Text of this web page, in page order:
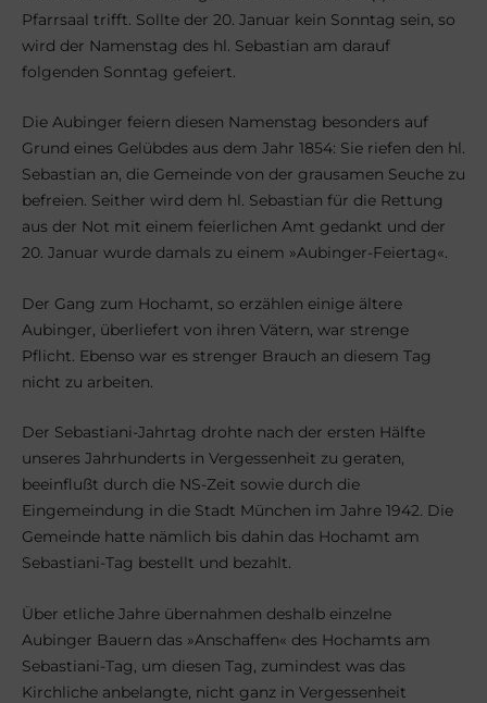
Pfarrsaal trifft. Sollte der 20. Januar kein Sonntag sein, so
wird der Namenstag des hl. Sebastian am darauf
folgenden Sonntag gefeiert.
Die Aubinger feiern diesen Namenstag besonders auf
Grund eines Gelübdes aus dem Jahr 1854: Sie riefen den hl.
Sebastian an, die Gemeinde von der grausamen Seuche zu
befreien. Seither wird dem hl. Sebastian für die Rettung
aus der Not mit einem feierlichen Amt gedankt und der
20. Januar wurde damals zu einem »Aubinger-Feiertag«.
Der Gang zum Hochamt, so erzählen einige ältere
Aubinger, überliefert von ihren Vätern, war strenge
Pflicht. Ebenso war es strenger Brauch an diesem Tag
nicht zu arbeiten.
Der Sebastiani-Jahrtag drohte nach der ersten Hälfte
unseres Jahrhunderts in Vergessenheit zu geraten,
beeinflußt durch die NS-Zeit sowie durch die
Eingemeindung in die Stadt München im Jahre 1942. Die
Gemeinde hatte nämlich bis dahin das Hochamt am
Sebastiani-Tag bestellt und bezahlt.
Über etliche Jahre übernahmen deshalb einzelne
Aubinger Bauern das »Anschaffen« des Hochamts am
Sebastiani-Tag, um diesen Tag, zumindest was das
Kirchliche anbelangte, nicht ganz in Vergessenheit